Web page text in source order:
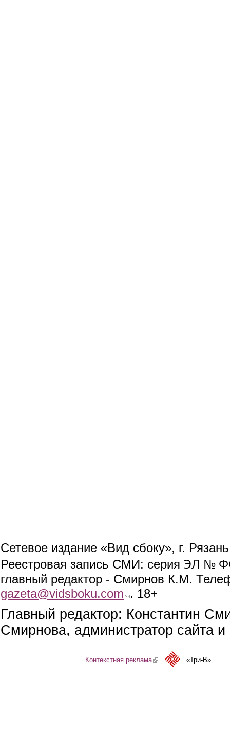
Сетевое издание «Вид сбоку», г.
Реестровая запись СМИ: серия ЭЛ №
главный редактор - Смирнов К.М.
gazeta@vidsboku.com (link sends e-mail)
. 18+
Главный редактор: Константин
Смирнова, администратор сайта
Контекстная реклама(link is external)«Три-В»